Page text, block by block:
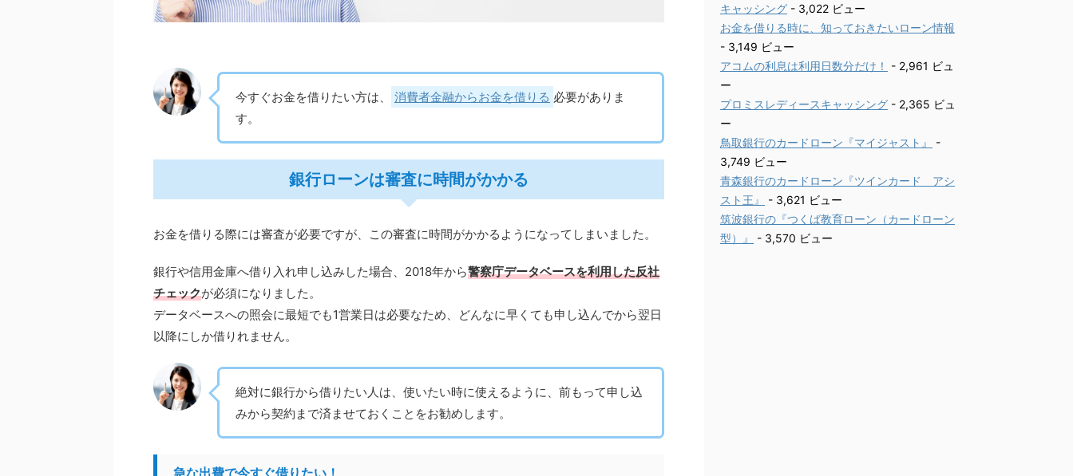
今すぐお金を借りたい方は、 消費者金融からお金を借りる 必要がありま
す。
銀行ローンは審査に時間がかかる
お金を借りる際には審査が必要ですが、この審査に時間がかかるようになってしまいました。
銀行や信用金庫へ借り入れ申し込みした場合、2018年から警察庁データベースを利用した反社
チェックが必須になりました。
データベースへの照会に最短でも1営業日は必要なため、どんなに早くても申し込んでから翌日
以降にしか借りれません。
絶対に銀行から借りたい人は、使いたい時に使えるように、前もって申し込
みから契約まで済ませておくことをお勧めします。
急な出費で今すぐ借りたい！
キャッシング - 3,022 ビュー
お金を借りる時に、知っておきたいローン情報
- 3,149 ビュー
アコムの利息は利用日数分だけ！
- 2,961 ビュ
ー
プロミスレディースキャッシング - 2,365 ビュ
ー
鳥取銀行のカードローン『マイジャスト』
-
3,749 ビュー
青森銀行のカードローン『ツインカード アシ
スト王』
- 3,621 ビュー
筑波銀行の『つくば教育ローン（カードローン
型）』
- 3,570 ビュー